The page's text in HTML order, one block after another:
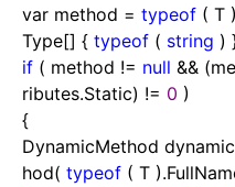
var method = typeof ( T
Type[] { typeof ( string )
if ( method != null &&
ributes.Static) != 0 )
{
DynamicMethod
hod( typeof ( T